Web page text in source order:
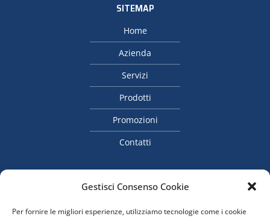
Gestisci Consenso Cookie
Per fornire le migliori esperienze, utilizziamo tecnologie come i cookie
SITEMAP
Home
Azienda
Servizi
Prodotti
Promozioni
Contatti